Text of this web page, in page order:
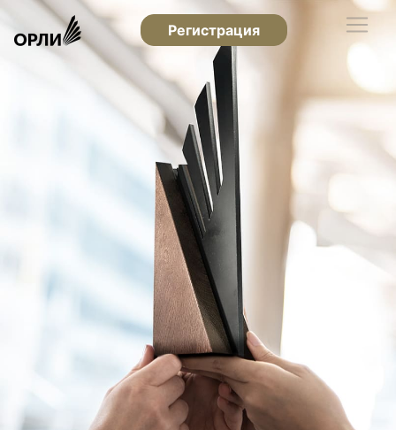
Регистрация